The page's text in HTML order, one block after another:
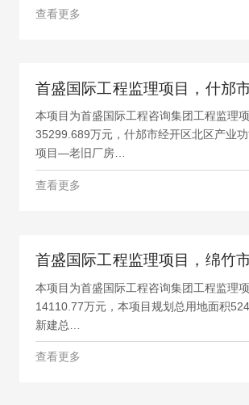
查看更多
本项目为首盛国际工程咨询集团工程监理
35299.689万元，什邡市经开区北区产业
项目—老旧厂房…
查看更多
本项目为首盛国际工程咨询集团工程监理
14110.77万元，本项目规划总用地面积
新建总…
查看更多